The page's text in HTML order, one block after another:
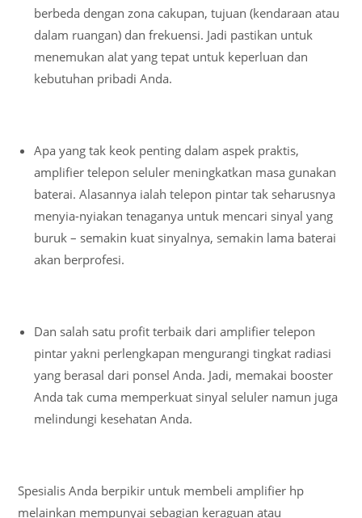
berbeda dengan zona cakupan, tujuan (kendaraan atau
dalam ruangan) dan frekuensi. Jadi pastikan untuk
menemukan alat yang tepat untuk keperluan dan
kebutuhan pribadi Anda.
Apa yang tak keok penting dalam aspek praktis,
amplifier telepon seluler meningkatkan masa gunakan
baterai. Alasannya ialah telepon pintar tak seharusnya
menyia-nyiakan tenaganya untuk mencari sinyal yang
buruk – semakin kuat sinyalnya, semakin lama baterai
akan berprofesi.
Dan salah satu profit terbaik dari amplifier telepon
pintar yakni perlengkapan mengurangi tingkat radiasi
yang berasal dari ponsel Anda. Jadi, memakai booster
Anda tak cuma memperkuat sinyal seluler namun juga
melindungi kesehatan Anda.
Spesialis Anda berpikir untuk membeli amplifier hp
melainkan mempunyai sebagian keraguan atau